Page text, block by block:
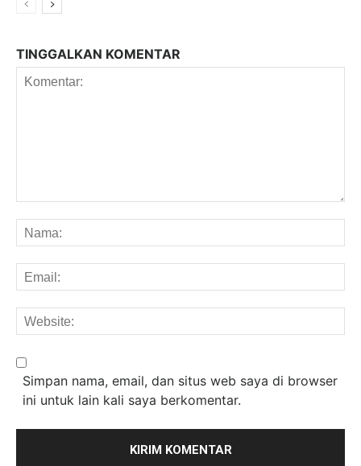
TINGGALKAN KOMENTAR
Simpan nama, email, dan situs web saya di browser
ini untuk lain kali saya berkomentar.